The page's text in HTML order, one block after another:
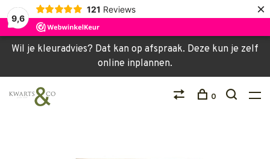
9,6
121 Reviews ×
Wil je kleuradvies? Dat kan op afspraak. Deze kun je zelf
online inplannen.
0